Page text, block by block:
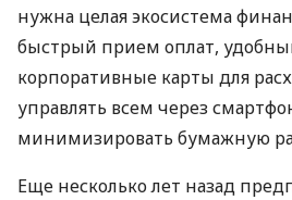
нужна целая экосистема
быстрый прием оплат,
корпоративные карты для
управлять всем через
минимизировать бумажную
Еще несколько лет назад